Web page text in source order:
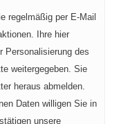
regelmäßig per E-Mail
Ihre hier
Personalisierung des
weitergegeben. Sie
heraus abmelden.
Daten willigen Sie in
unsere